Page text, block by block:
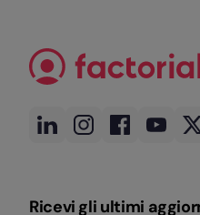
Ricevi gli ultimi